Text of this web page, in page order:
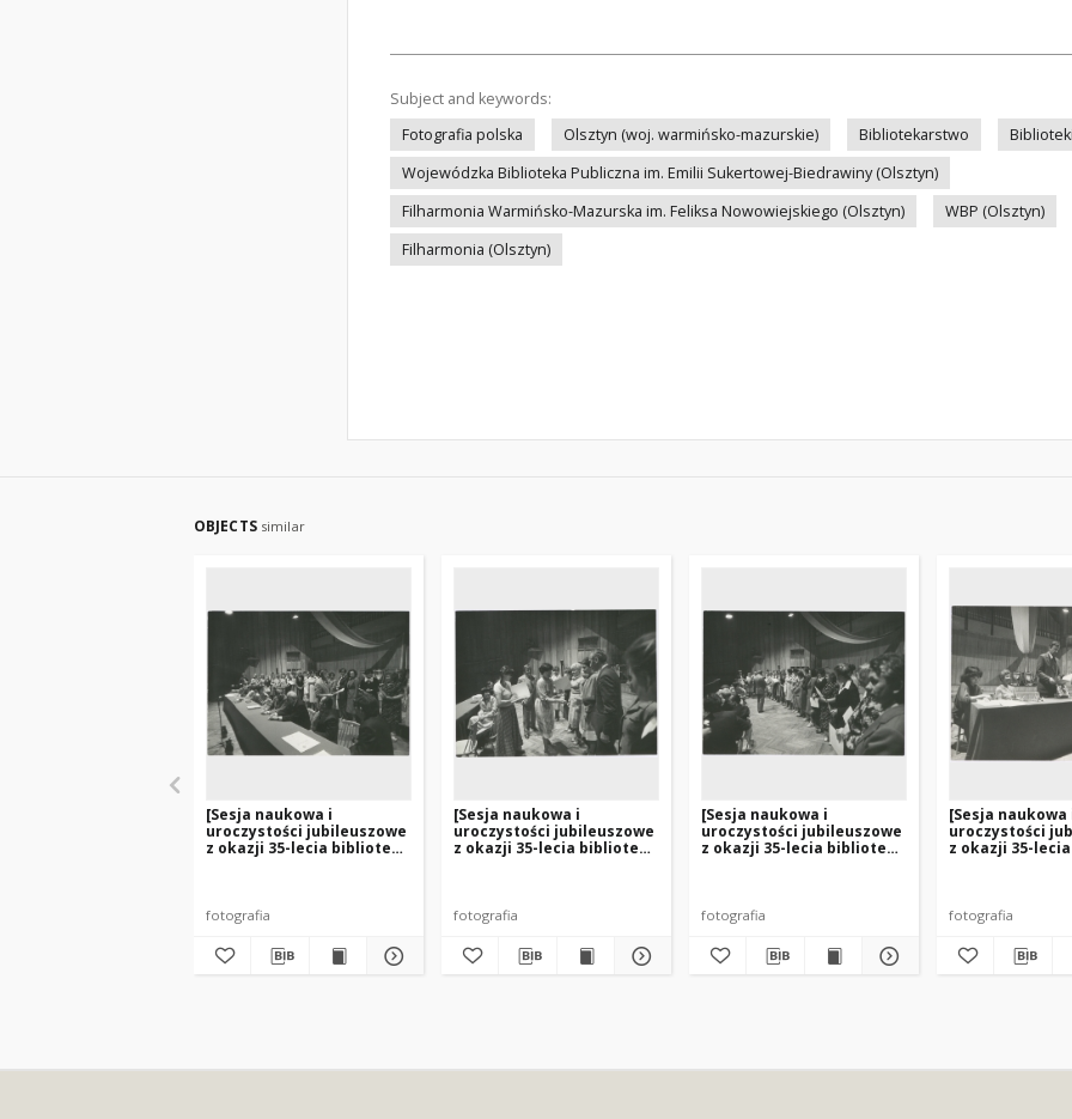
Subject and keywords:
Fotografia polska
Olsztyn (woj. warmińsko-mazurskie) Bibliotekarstwo
Wojewódzka Biblioteka Publiczna im. Emilii Sukertowej-Biedrawiny (Olsztyn)
Filharmonia Warmińsko-Mazurska im. Feliksa Nowowiejskiego (Olsztyn)
WBP (Olsztyn)
Filharmonia (Olsztyn)
OBJECTS similar
[Sesja naukowa i
uroczystości jubileuszowe
z okazji 35-lecia bibliotek
fotografia
[Sesja naukowa i
uroczystości jubileuszowe
z okazji 35-lecia bibliotek
fotografia
[Sesja naukowa i
uroczystości jubileuszowe
z okazji 35-lecia bibliotek
fotografia
[Sesja naukowa
uroczystości
z okazji 35-
fotografia